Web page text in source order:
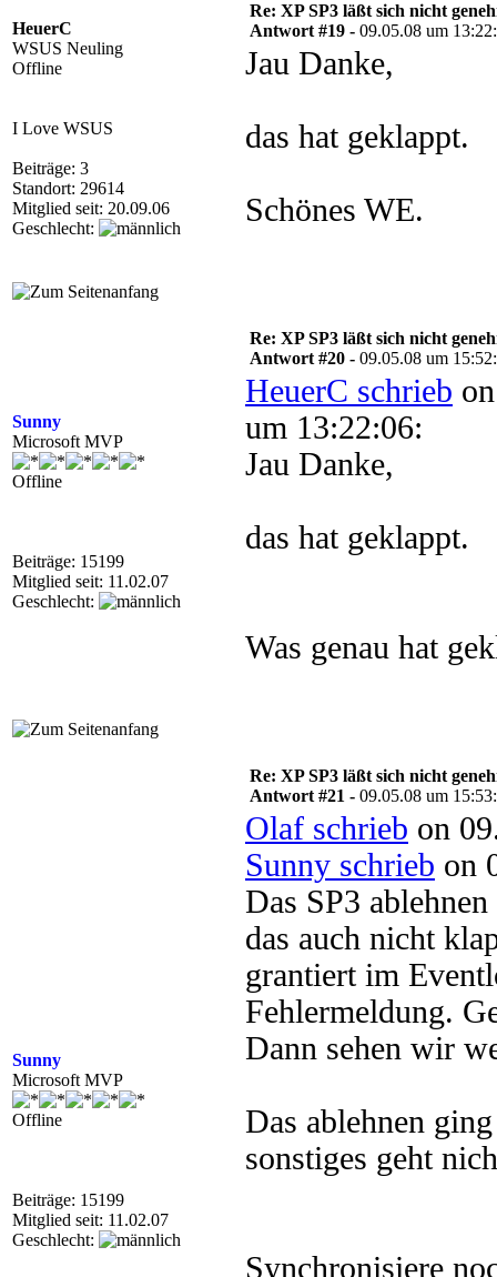
HeuerC
WSUS Neuling
Offline
I Love WSUS
Beiträge: 3
Standort: 29614
Mitglied seit: 20.09.06
Geschlecht:
Re: XP SP3 läßt sich nicht
Antwort #19 - 09.05.08 um
Jau Danke,
das hat geklappt.
Schönes WE.
Sunny
Microsoft MVP
Offline
Beiträge: 15199
Mitglied seit: 11.02.07
Geschlecht:
Re: XP SP3 läßt sich nicht
Antwort #20 - 09.05.08 um
HeuerC schrieb
um 13:22:06:
Jau Danke,
das hat geklappt.
Was genau hat
Sunny
Microsoft MVP
Offline
Beiträge: 15199
Mitglied seit: 11.02.07
Geschlecht:
Re: XP SP3 läßt sich nicht
Antwort #21 - 09.05.08 um
Olaf schrieb on
Sunny schrieb on
Das SP3
das auch nicht
grantiert im
Fehlermeldung.
Dann sehen wir
Das ablehnen
sonstiges geht
Synchronisiere